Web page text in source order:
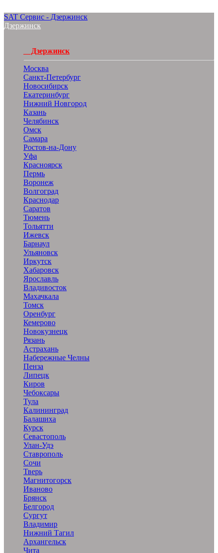
SAT Сервис - Дзержинск
Дзержинск
Дзержинск
Москва
Санкт-Петербург
Новосибирск
Екатеринбург
Нижний Новгород
Казань
Челябинск
Омск
Самара
Ростов-на-Дону
Уфа
Красноярск
Пермь
Воронеж
Волгоград
Краснодар
Саратов
Тюмень
Тольятти
Ижевск
Барнаул
Ульяновск
Иркутск
Хабаровск
Ярославль
Владивосток
Махачкала
Томск
Оренбург
Кемерово
Новокузнецк
Рязань
Астрахань
Набережные Челны
Пенза
Липецк
Киров
Чебоксары
Тула
Калининград
Балашиха
Курск
Севастополь
Улан-Удэ
Ставрополь
Сочи
Тверь
Магнитогорск
Иваново
Брянск
Белгород
Сургут
Владимир
Нижний Тагил
Архангельск
Чита